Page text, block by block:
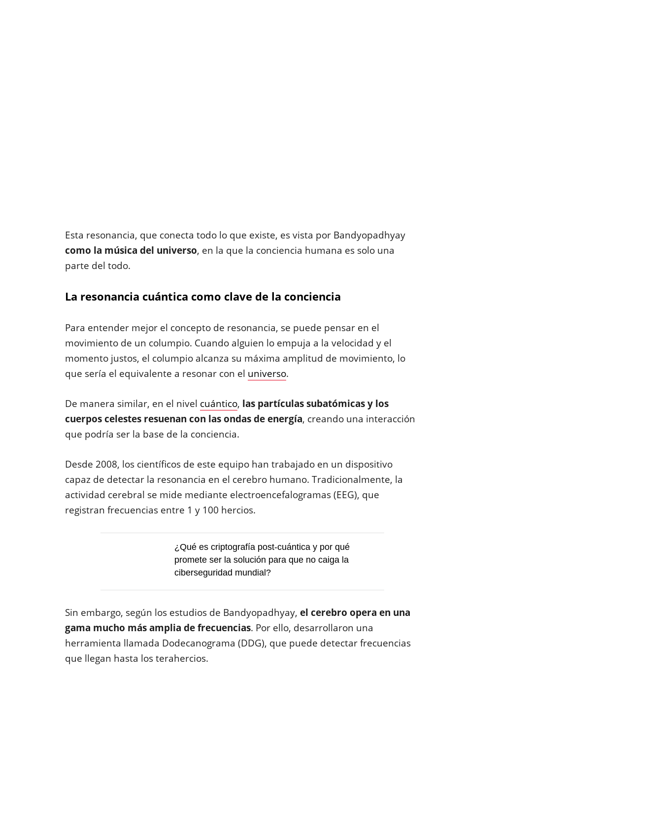
Esta resonancia, que conecta todo lo que existe, es vista por Bandyopadhyay
como la música del universo, en la que la conciencia humana es solo una
parte del todo.
La resonancia cuántica como clave de la conciencia
Para entender mejor el concepto de resonancia, se puede pensar en el
movimiento de un columpio. Cuando alguien lo empuja a la velocidad y el
momento justos, el columpio alcanza su máxima amplitud de movimiento, lo
que sería el equivalente a resonar con el universo.
De manera similar, en el nivel cuántico, las partículas subatómicas y los
cuerpos celestes resuenan con las ondas de energía, creando una interacción
que podría ser la base de la conciencia.
Desde 2008, los científicos de este equipo han trabajado en un dispositivo
capaz de detectar la resonancia en el cerebro humano. Tradicionalmente, la
actividad cerebral se mide mediante electroencefalogramas (EEG), que
registran frecuencias entre 1 y 100 hercios.
¿Qué es criptografía post-cuántica y por qué
promete ser la solución para que no caiga la
ciberseguridad mundial?
Sin embargo, según los estudios de Bandyopadhyay, el cerebro opera en una
gama mucho más amplia de frecuencias. Por ello, desarrollaron una
herramienta llamada Dodecanograma (DDG), que puede detectar frecuencias
que llegan hasta los terahercios.